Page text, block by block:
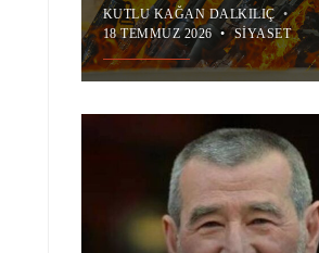
KUTLU KAĞAN DALKILIÇ •
18 TEMMUZ 2026 • SIYASET